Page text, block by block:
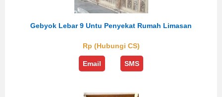
Gebyok Lebar 9 Untu Penyekat Rumah Limasan
Rp (Hubungi CS)
Email SMS